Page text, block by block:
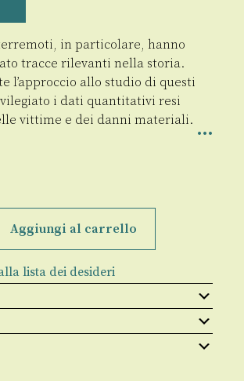
in particolare, hanno
tracce rilevanti nella storia.
l’approccio allo studio di questi
i dati quantitativi resi
vittime e dei danni materiali.
Aggiungi al carrello
lista dei desideri